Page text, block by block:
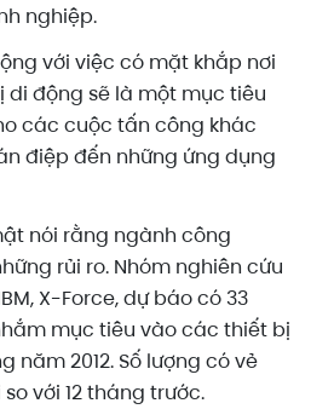
nghiệp.
với việc có mặt khắp nơi
động sẽ là một mục tiêu
các cuộc tấn công khác
điệp đến những ứng dụng
nói rằng ngành công
rủi ro. Nhóm nghiên cứu
X-Force, dự báo có 33
mục tiêu vào các thiết bị
năm 2012. Số lượng có vẻ
với 12 tháng trước.